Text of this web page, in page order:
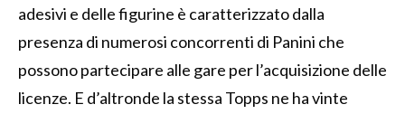
adesivi e delle figurine è caratterizzato dalla
presenza di numerosi concorrenti di Panini che
possono partecipare alle gare per l’acquisizione delle
licenze. E d’altronde la stessa Topps ne ha vinte